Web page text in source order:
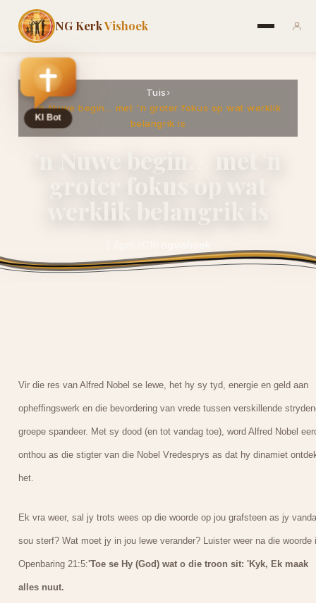
NG KerkVishoek
Tuis›
'n Nuwe begin... met 'n groter fokus op wat werklik
belangrik is
Vir die res van Alfred Nobel se lewe, het hy sy tyd, energie en geld aan
opheffingswerk en die bevordering van vrede tussen verskillende
groepe spandeer. Met sy dood (en tot vandag toe), word Alfred Nobel
onthou as die stigter van die Nobel Vredesprys as dat hy dinamiet
het.
Ek vra weer, sal jy trots wees op die woorde op jou grafsteen as jy
sou sterf? Wat moet jy in jou lewe verander? Luister weer na die woorde
Openbaring 21:5:'Toe se Hy (God) wat o die troon sit: 'Kyk, Ek maak
alles nuut.